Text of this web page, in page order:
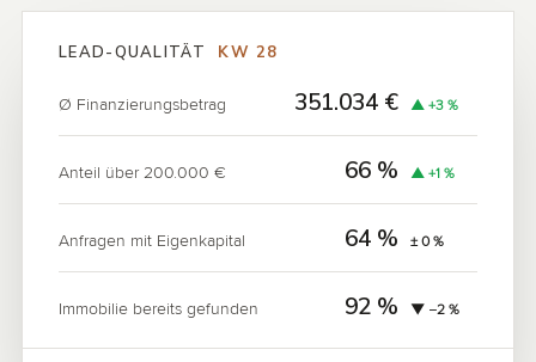
LEAD-QUALITÄT KW 28
Ø Finanzierungsbetrag 351.034 € ▲ +3 %
Anteil über 200.000 € 66 % ▲ +1 %
Anfragen mit Eigenkapital 64 % ± 0 %
Immobilie bereits gefunden 92 % ▼ −2 %